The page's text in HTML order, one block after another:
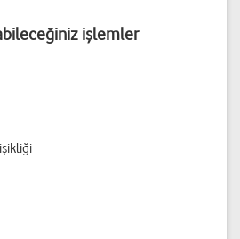
işlemler